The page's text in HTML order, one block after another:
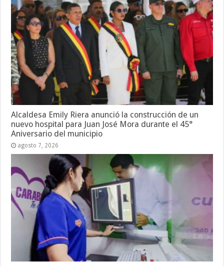
Alcaldesa Emily Riera anunció la construcción de un
nuevo hospital para Juan José Mora durante el 45°
Aniversario del municipio
agosto 7, 2026